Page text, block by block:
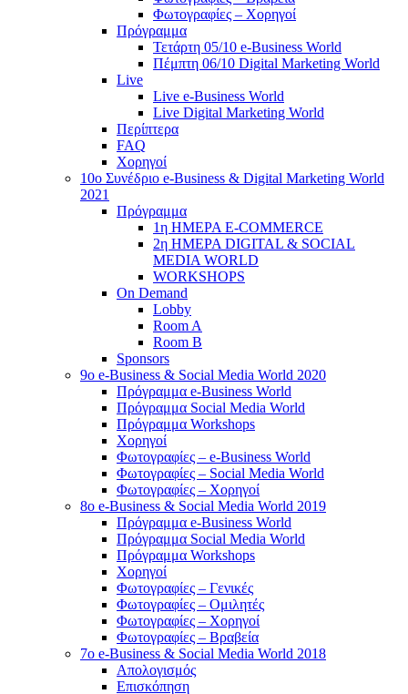
Φωτογραφίες – Χορηγοί
Πρόγραμμα
Τετάρτη 05/10 e-Business World
Πέμπτη 06/10 Digital Marketing World
Live
Live e-Business World
Live Digital Marketing World
Περίπτερα
FAQ
Χορηγοί
10o Συνέδριο e-Business & Digital Marketing World
2021
Πρόγραμμα
1η ΗΜΕΡΑ E-COMMERCE
2η ΗΜΕΡΑ DIGITAL & SOCIAL
MEDIA WORLD
WORKSHOPS
On Demand
Lobby
Room A
Room B
Sponsors
9o e-Business & Social Media World 2020
Πρόγραμμα e-Business World
Πρόγραμμα Social Media World
Πρόγραμμα Workshops
Χορηγοί
Φωτογραφίες – e-Business World
Φωτογραφίες – Social Media World
Φωτογραφίες – Χορηγοί
8o e-Business & Social Media World 2019
Πρόγραμμα e-Business World
Πρόγραμμα Social Media World
Πρόγραμμα Workshops
Χορηγοί
Φωτογραφίες – Γενικές
Φωτογραφίες – Ομιλητές
Φωτογραφίες – Χορηγοί
Φωτογραφίες – Βραβεία
7o e-Business & Social Media World 2018
Απολογισμός
Επισκόπηση